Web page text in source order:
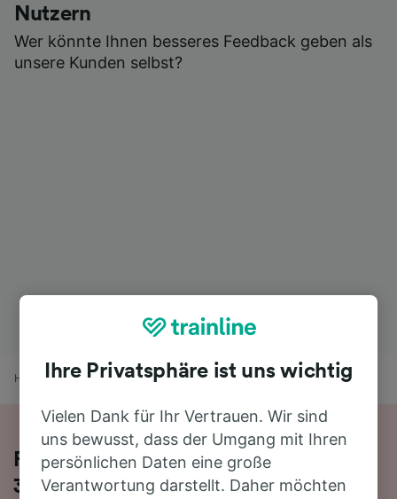
Nutzern
Wer könnte Ihnen besseres Feedback geben als
unsere Kunden selbst?
Home Bahnfahrplan Kehl nach Neuhof (Kr Fulda)
Fahren Sie mit dem Zug in 3 Stunden
33 Minuten von Kehl nach Neuhof (Kr
Ihre Privatsphäre ist uns wichtig
Vielen Dank für Ihr Vertrauen. Wir sind
uns bewusst, dass der Umgang mit Ihren
persönlichen Daten eine große
Verantwortung darstellt. Daher möchten